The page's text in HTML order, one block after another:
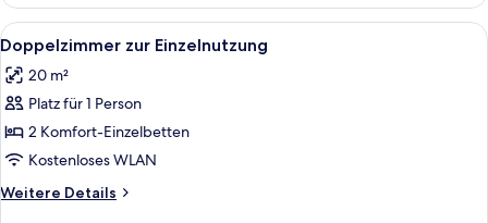
Alle
Fotos
für
Doppelzimmer
zur
Einzelnutzung
anzeigen
Ein modernes Hotelzimmer mit
4
Doppelzimmer zur Einzelnutzung
20 m²
Platz für 1 Person
2 Komfort-Einzelbetten
Kostenloses WLAN
Weitere Details
Weitere